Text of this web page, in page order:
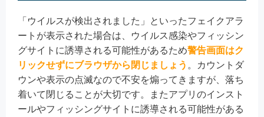
「ウイルスが検出されました」といったフェイクアラ
ートが表示された場合は、ウイルス感染やフィッシン
グサイトに誘導される可能性があるため警告画面はク
リックせずにブラウザから閉じましょう 。カウントダ
ウンや表示の点滅なので不安を煽ってきますが、落ち
着いて閉じることが大切です。またアプリのインスト
ールやフィッシングサイトに誘導される可能性がある